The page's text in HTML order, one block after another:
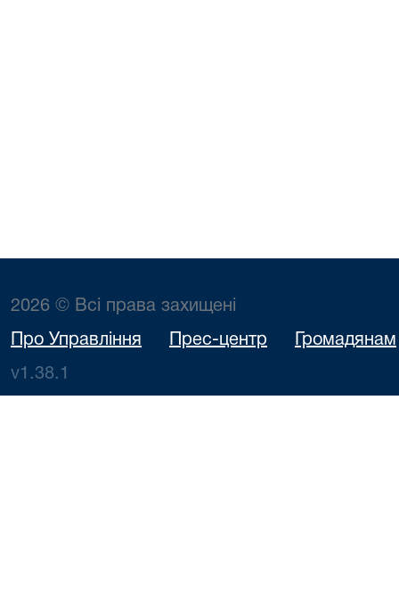
2026 © Всі права захищені
Про Управління Прес-центр Громадянам
v1.38.1